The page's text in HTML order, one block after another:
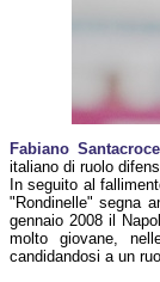
Fabiano Santacroce
italiano di ruolo
In seguito al
"Rondinelle" segna
gennaio 2008 il
molto giovane,
candidandosi a un